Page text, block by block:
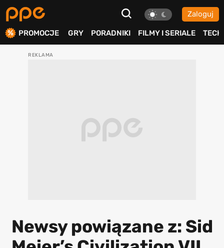
Zaloguj
PROMOCJE GRY PORADNIKI FILMY I SERIALE TECH
Newsy powiązane z: Sid